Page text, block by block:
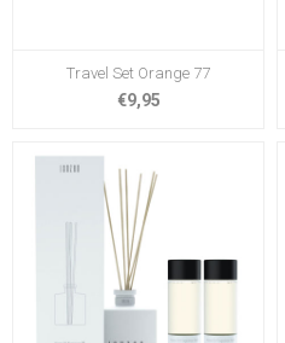
Travel Set Orange 77
€9,95